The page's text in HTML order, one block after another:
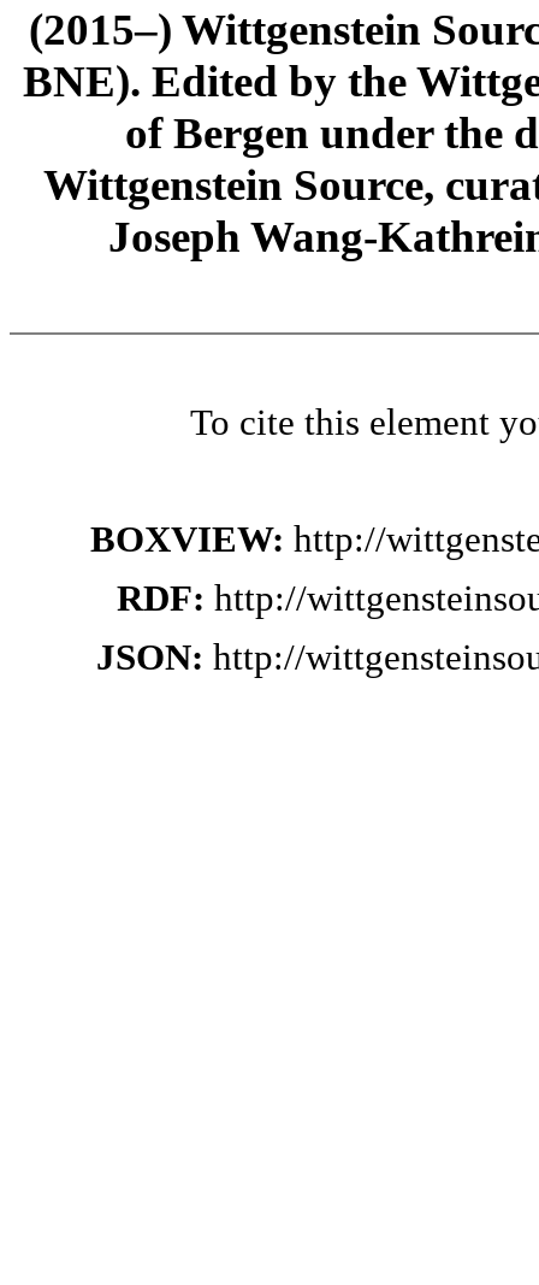
(2015–) Wittgenstein
BNE). Edited by the
of Bergen under the
Wittgenstein Source,
Joseph Wang-
To cite this element
BOXVIEW: http://
RDF: http://
JSON: http://